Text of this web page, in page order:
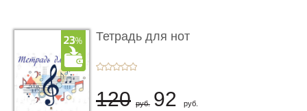
Тетрадь для нот
120 руб. 92 руб.